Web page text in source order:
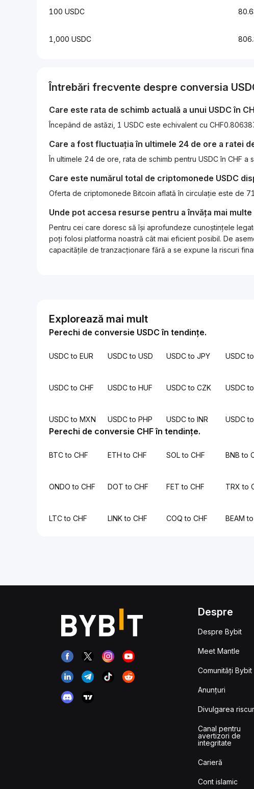
100 USDC
1,000 USDC
Întrebări frecvente despre conversia
Care este rata de schimb actuală a unui USDCîn
Începând de astăzi, 1 USDC este echivalent cu
Care a fost fluctuația în ultimele 24 de ore a ratei
În ultimele 24 de ore, rata de schimb pentru USDC în CHF
Care este numărul total de criptomonede USDC
Oferta de criptomonede Bitcoin aflată în circulație este de
Unde pot accesa resurse pentru a învăța mai
Pentru cei care doresc să își aprofundeze cunoștințele
poți folosi platforma noastră cât mai eficient posibil. De
capacitățile de tranzacționare fără a se expune la riscuri
Explorează mai mult
Perechi de conversie USDC în tendințe.
USDC to EUR USDC to USD USDC to JPY USDC
USDC to CHF USDC to HUF USDC to CZK USDC
USDC to MXN USDC to PHP USDC to INR USDC
Perechi de conversie CHF în tendințe.
BTC to CHF ETH to CHF SOL to CHF BNB to
ONDO to CHF DOT to CHF FET to CHF TRX to
LTC to CHF LINK to CHF COQ to CHF BEAM
Despre
Despre Bybit
Meet Mantle
Comunități Bybit
Anunțuri
Divulgarea
Canal pentru
avertizori de
integritate
Carieră
Cont islamic